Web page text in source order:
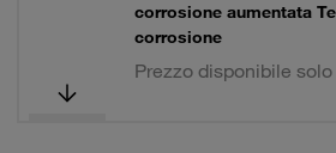
corrosione aumentata
corrosione
Prezzo disponibile